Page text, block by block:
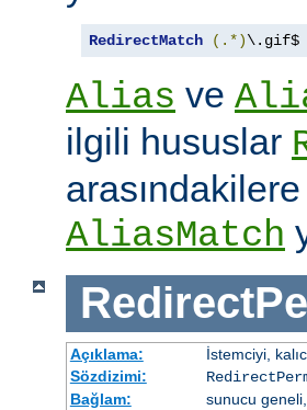
RedirectMatch (.*)\.gif$
Alias ve
ilgili hususlar
AliasMatch
Açıklama:
İstemciyi,
Sözdizimi:
Bağlam:
sunucu